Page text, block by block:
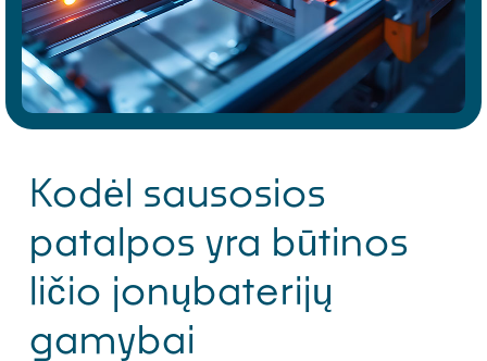
Kodėl sausosios
patalpos yra būtinos
ličio jonųbaterijų
gamybai